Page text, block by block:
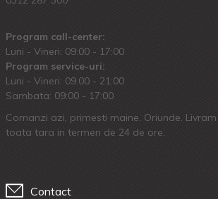
Program call-center:
Luni - Vineri: 09:00 - 17:00
Program service-uri:
Luni - Vineri: 09.00 - 21:00
Sambata: 09:00 - 17:00
Comanzi azi, primesti maine. Oriunde.
toata tara in termen de 24 de ore.
Contact